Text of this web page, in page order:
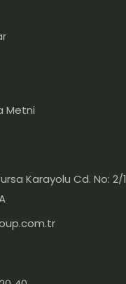
Metni
Karayolu Cd. No: 2/1